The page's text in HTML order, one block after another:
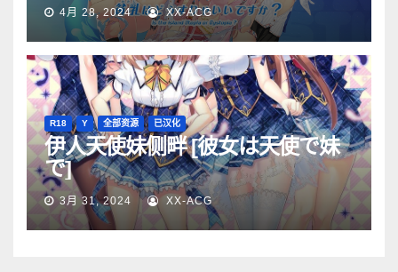
4月 28, 2024 XX-ACG
R18 Y 全部资源 已汉化
伊人天使妹侧畔 [彼女は天使で妹
で]
3月 31, 2024 XX-ACG